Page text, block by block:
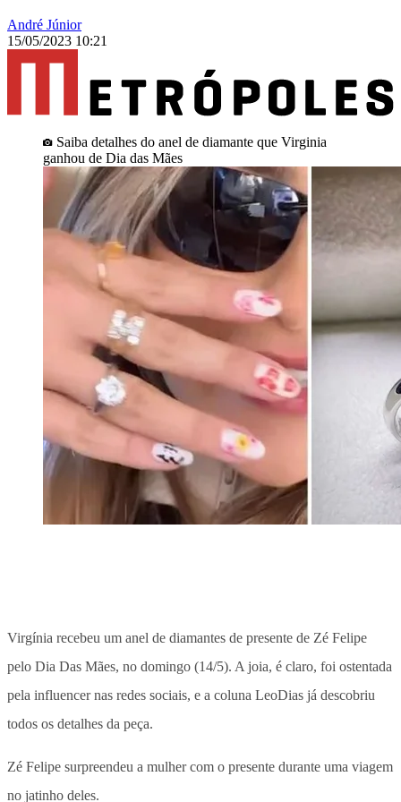
André Júnior
15/05/2023 10:21
Saiba detalhes do anel de diamante que Virginia
ganhou de Dia das Mães
Virgínia recebeu um anel de diamantes de presente de Zé Felipe
pelo Dia Das Mães, no domingo (14/5). A joia, é claro, foi ostentada
pela influencer nas redes sociais, e a coluna LeoDias já descobriu
todos os detalhes da peça.
Zé Felipe surpreendeu a mulher com o presente durante uma viagem
no jatinho deles.